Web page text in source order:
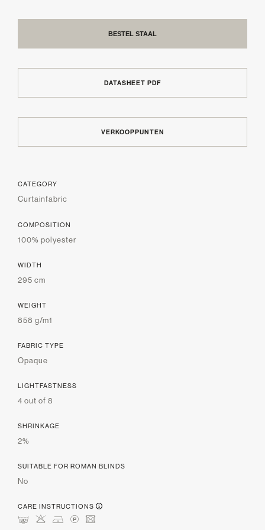
BESTEL STAAL
DATASHEET PDF
VERKOOPPUNTEN
CATEGORY
Curtainfabric
COMPOSITION
100% polyester
WIDTH
295 cm
WEIGHT
858 g/m1
FABRIC TYPE
Opaque
LIGHTFASTNESS
4 out of 8
SHRINKAGE
2%
SUITABLE FOR ROMAN BLINDS
No
CARE INSTRUCTIONS
mHDLU